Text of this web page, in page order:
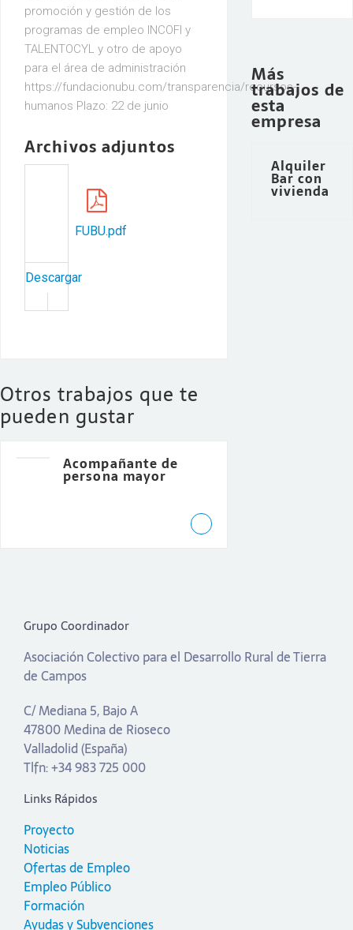
promoción y gestión de los
programas de empleo INCOFI y
TALENTOCYL y otro de apoyo
para el área de administración
https://fundacionubu.com/transparencia/recursos-
humanos Plazo: 22 de junio
Archivos adjuntos
FUBU.pdf
Descargar
Otros trabajos que te
pueden gustar
Acompañante de
persona mayor
Más
trabajos de
esta
empresa
Alquiler
Bar con
vivienda
Grupo Coordinador
Asociación Colectivo para el Desarrollo Rural de Tierra
de Campos
C/ Mediana 5, Bajo A
47800 Medina de Rioseco
Valladolid (España)
Tlfn: +34 983 725 000
Links Rápidos
Proyecto
Noticias
Ofertas de Empleo
Empleo Público
Formación
Ayudas y Subvenciones